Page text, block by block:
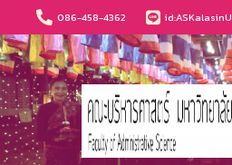
086-458-4362 id:ASKalasinU